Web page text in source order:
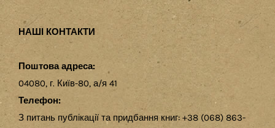
НАШІ КОНТАКТИ
Поштова адреса:
04080, г. Київ-80, а/я 41
Телефон:
З питань публікації та придбання книг: +38 (068) 863-